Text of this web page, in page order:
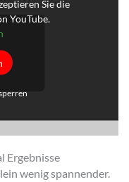
Sie die
YouTube.
Ergebnisse
wenig spannender.